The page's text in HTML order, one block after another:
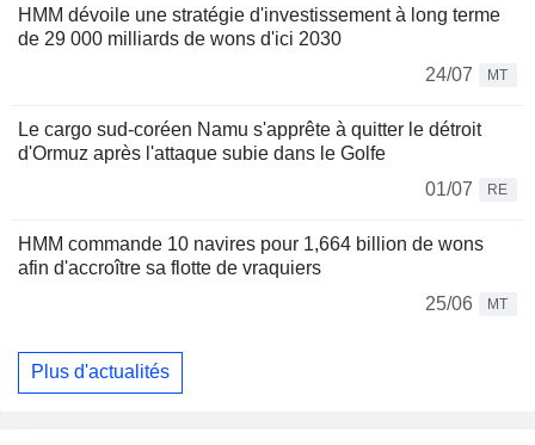
HMM dévoile une stratégie d'investissement à long terme
de 29 000 milliards de wons d'ici 2030
24/07
MT
Le cargo sud-coréen Namu s'apprête à quitter le détroit
d'Ormuz après l'attaque subie dans le Golfe
01/07
RE
HMM commande 10 navires pour 1,664 billion de wons
afin d'accroître sa flotte de vraquiers
25/06
MT
Plus d'actualités